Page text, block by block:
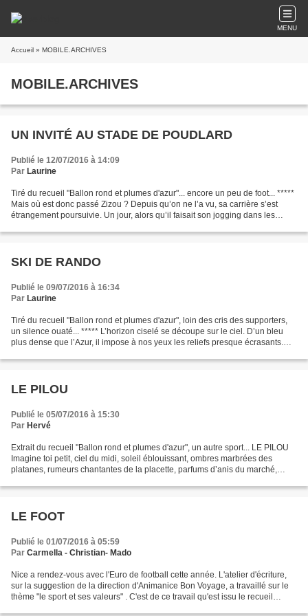
MENU
Accueil » MOBILE.ARCHIVES
MOBILE.ARCHIVES
UN INVITÉ AU STADE DE POUDLARD
Publié le 12/07/2016 à 14:09
Par Laurine
Tiré du recueil "Ballon rond et plumes d'azur"... encore un peu de foot... *****
Mais où est donc passé Zizou ? Depuis qu’on ne l’a vu, sa carrière s’est
étrangement poursuivie. Un jour, alors qu’il faisait son jogging dans les
SKI DE RANDO
Publié le 09/07/2016 à 16:34
Par Laurine
Tiré du recueil "Ballon rond et plumes d'azur", loin des cris des supporters,
un silence ouaté... ***** L’horizon ciselé se découpe sur le ciel. D’un bleu
plus dense que l’Azur, il impose à nos yeux les reliefs presque écrasants.
LE PILOU
Publié le 05/07/2016 à 15:30
Par Hervé
Extrait du recueil "Ballon rond et plumes d'azur", un autre sport... LE PILOU
Imagine toi petit, ciel du midi, soleil éblouissant, ombres marbrées des
platanes, rumeurs chantantes de la placette, parfums d’anis du marché,
LE FOOT
Publié le 01/07/2016 à 05:59
Par Carmella - Christian- Mado
Nice a rendez-vous avec l'Euro de football cette année. L'atelier d'écriture,
sur la suggestion de la direction d'Animanice Bon Voyage, a travaillé sur le
thème "le sport et ses valeurs" . C'est de ce travail qu'est issu le recueil